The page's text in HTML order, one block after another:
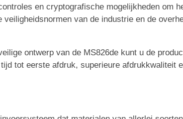
en cryptografische mogelijkheden om
van de industrie en de
ontwerp van de MS826de kunt u de
tot eerste afdruk, superieure afdrukkwaliteit